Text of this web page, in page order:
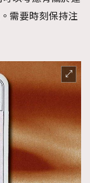
需要時刻保持注